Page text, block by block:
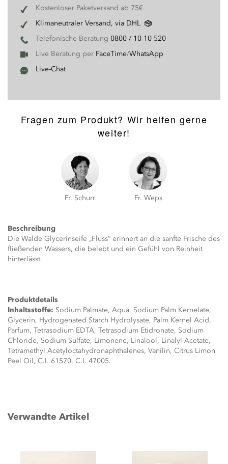
Kostenloser Paketversand ab 75€
Klimaneutraler Versand, via DHL
Telefonische Beratung 0800 / 10 10 520
Live Beratung per FaceTime/WhatsApp
Live-Chat
Fragen zum Produkt? Wir helfen gerne
weiter!
Fr. Schurr Fr. Weps
Beschreibung
Die Walde Glycerinseife „Fluss“ erinnert an die sanfte Frische des
fließenden Wassers, die belebt und ein Gefühl von Reinheit
hinterlässt.
Produktdetails
Inhaltsstoffe: Sodium Palmate, Aqua, Sodium Palm Kernelate,
Glycerin, Hydrogenated Starch Hydrolysate, Palm Kernel Acid,
Parfum, Tetrasodium EDTA, Tetrasodium Etidronate, Sodium
Chloride, Sodium Sulfate, Limonene, Linalool, Linalyl Acetate,
Tetramethyl Acetyloctahydronaphthalenes, Vanilin, Citrus Limon
Peel Oil, C.I. 61570, C.I. 47005.
Verwandte Artikel